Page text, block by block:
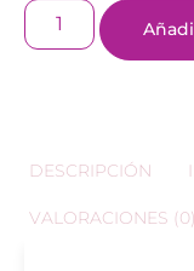
DESCRIPCIÓN
VALORACIONES (0)